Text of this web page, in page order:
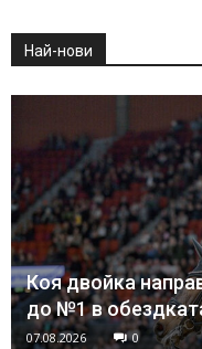
Най-нови
Коя двойка
до №1 в
07.08.2026 0